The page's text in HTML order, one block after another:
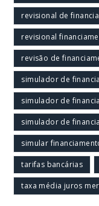
revisional de
revisional
revisão de
simulador de
simulador de
simulador de
simular
tarifas bancárias
taxa média juros